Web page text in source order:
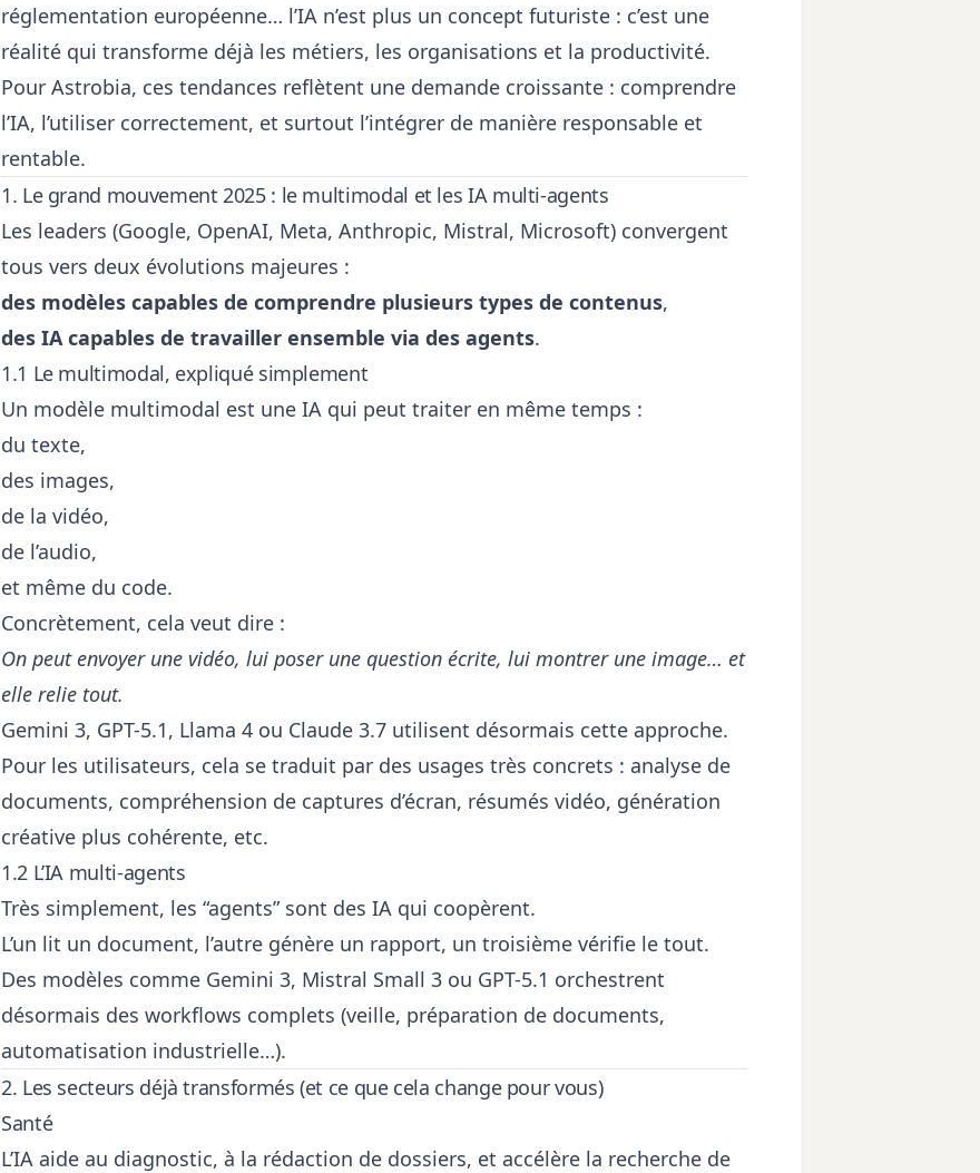
réglementation européenne… l’IA n’est plus un concept futuriste : c’est une
réalité qui transforme déjà les métiers, les organisations et la productivité.
Pour Astrobia, ces tendances reflètent une demande croissante : comprendre
l’IA, l’utiliser correctement, et surtout l’intégrer de manière responsable et
rentable.
1. Le grand mouvement 2025 : le multimodal et les IA multi-agents
Les leaders (Google, OpenAI, Meta, Anthropic, Mistral, Microsoft) convergent
tous vers deux évolutions majeures :
des modèles capables de comprendre plusieurs types de contenus,
des IA capables de travailler ensemble via des agents.
1.1 Le multimodal, expliqué simplement
Un modèle multimodal est une IA qui peut traiter en même temps :
du texte,
des images,
de la vidéo,
de l’audio,
et même du code.
Concrètement, cela veut dire :
On peut envoyer une vidéo, lui poser une question écrite, lui montrer une image… et
elle relie tout.
Gemini 3, GPT-5.1, Llama 4 ou Claude 3.7 utilisent désormais cette approche.
Pour les utilisateurs, cela se traduit par des usages très concrets : analyse de
documents, compréhension de captures d’écran, résumés vidéo, génération
créative plus cohérente, etc.
1.2 L’IA multi-agents
Très simplement, les “agents” sont des IA qui coopèrent.
L’un lit un document, l’autre génère un rapport, un troisième vérifie le tout.
Des modèles comme Gemini 3, Mistral Small 3 ou GPT-5.1 orchestrent
désormais des workflows complets (veille, préparation de documents,
automatisation industrielle…).
2. Les secteurs déjà transformés (et ce que cela change pour vous)
Santé
L’IA aide au diagnostic, à la rédaction de dossiers, et accélère la recherche de